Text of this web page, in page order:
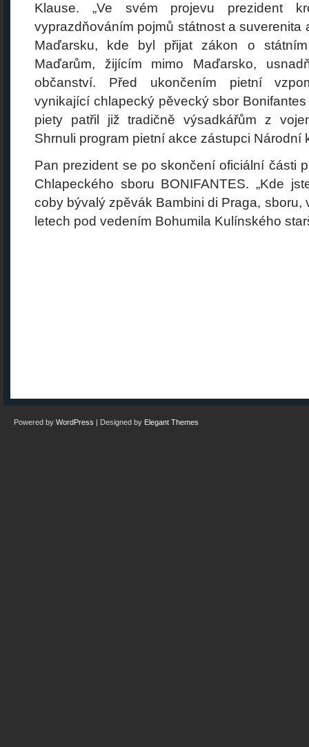
Klause. „Ve svém projevu prezident
vyprazdňováním pojmů státnost a suverenita
Maďarsku, kde byl přijat zákon o
Maďarům, žijícím mimo Maďarsko,
občanství. Před ukončením pietní
vynikající chlapecký pěvecký sbor
piety patřil již tradičně výsadkářům z
Shrnuli program pietní akce zástupci Národní
Pan prezident se po skončení oficiální části
Chlapeckého sboru BONIFANTES. „Kde
coby bývalý zpěvák Bambini di Praga, sboru,
letech pod vedením Bohumila Kulínského
Powered by WordPress | Designed by Elegant Themes